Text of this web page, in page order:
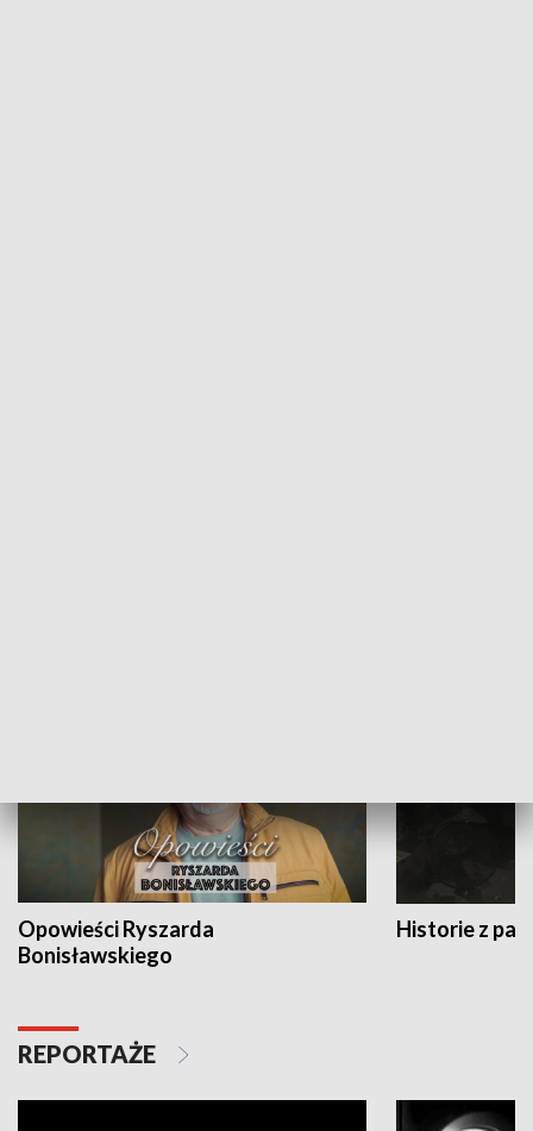
Opowieści Ryszarda
Bonisławskiego
Historie z
REPORTAŻE